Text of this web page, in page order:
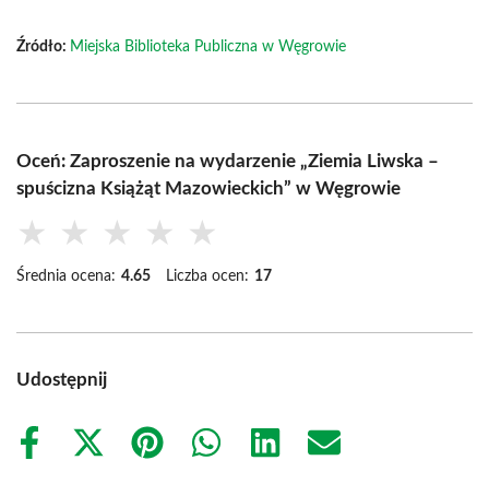
Źródło: Miejska Biblioteka Publiczna w Węgrowie
Oceń: Zaproszenie na wydarzenie „Ziemia Liwska –
spuścizna Książąt Mazowieckich” w Węgrowie
★ ★ ★ ★ ★
Średnia ocena: 4.65 Liczba ocen: 17
Udostępnij
Share
Share
Share
Share
Share
Share